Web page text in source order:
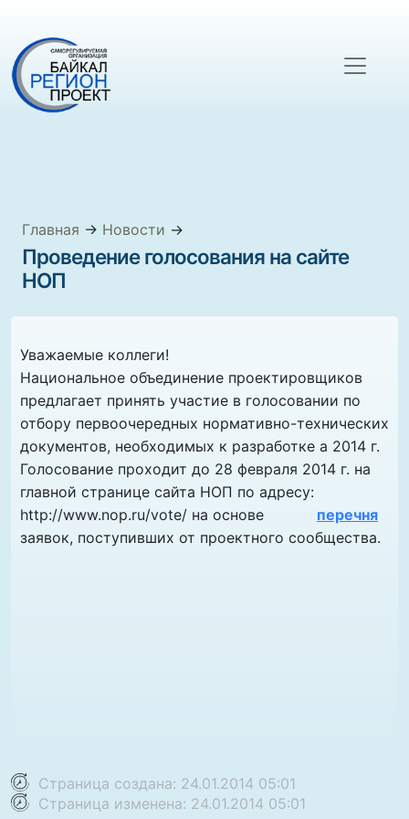
Главная → Новости →
Проведение голосования на сайте
НОП
Уважаемые коллеги!
Национальное объединение проектировщиков
предлагает принять участие в голосовании по
отбору первоочередных нормативно-технических
документов, необходимых к разработке а 2014 г.
Голосование проходит до 28 февраля 2014 г. на
главной странице сайта НОП по адресу:
http://www.nop.ru/vote/ на основе
перечня
заявок, поступивших от проектного сообщества.
Страница создана: 24.01.2014 05:01
Страница изменена: 24.01.2014 05:01